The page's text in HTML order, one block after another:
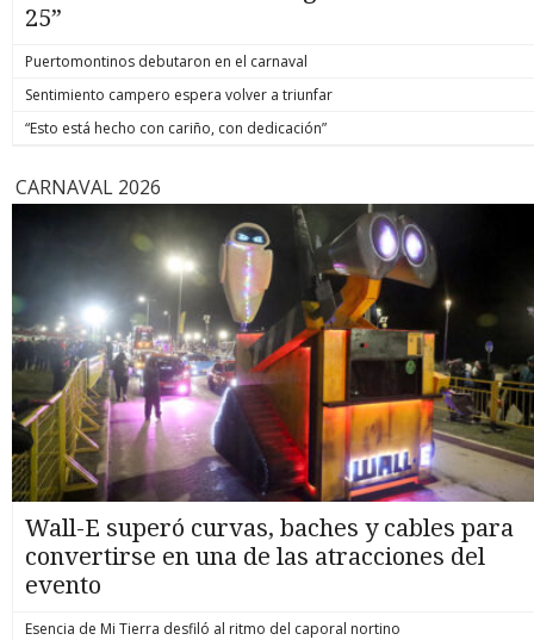
25”
Puertomontinos debutaron en el carnaval
Sentimiento campero espera volver a triunfar
“Esto está hecho con cariño, con dedicación”
CARNAVAL 2026
Wall-E superó curvas, baches y cables para
convertirse en una de las atracciones del
evento
Esencia de Mi Tierra desfiló al ritmo del caporal nortino